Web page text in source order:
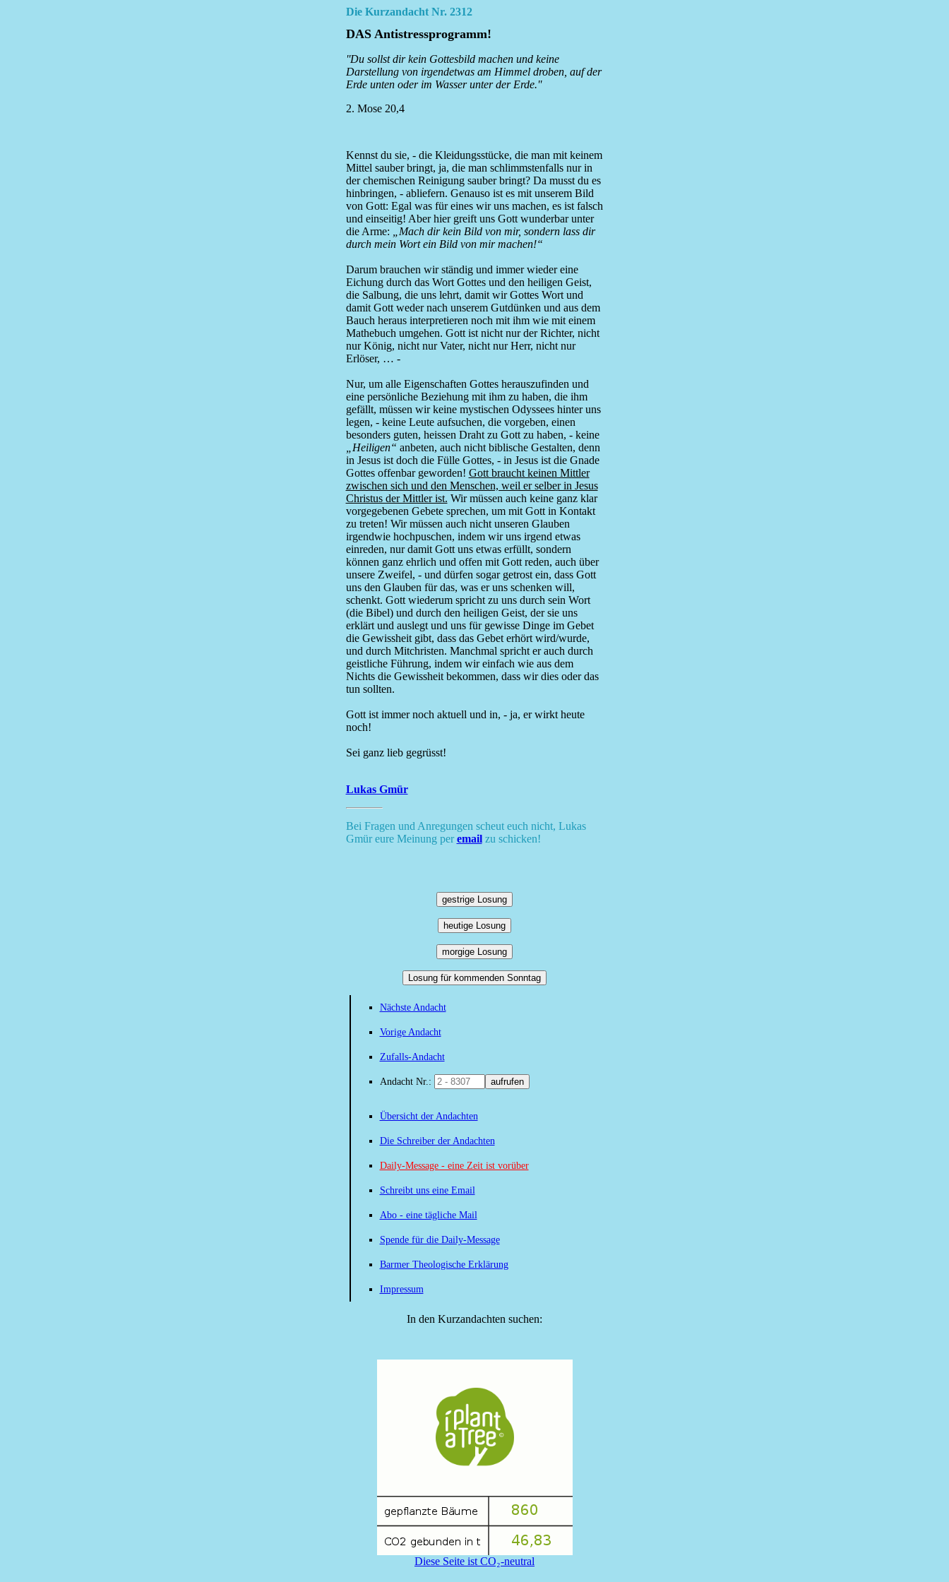
Die Kurzandacht Nr. 2312
DAS Antistressprogramm!
''Du sollst dir kein Gottesbild machen und keine
Darstellung von irgendetwas am Himmel droben, auf der
Erde unten oder im Wasser unter der Erde.''
2. Mose 20,4
Kennst du sie, - die Kleidungsstücke, die man mit keinem
Mittel sauber bringt, ja, die man schlimmstenfalls nur in
der chemischen Reinigung sauber bringt? Da musst du es
hinbringen, - abliefern. Genauso ist es mit unserem Bild
von Gott: Egal was für eines wir uns machen, es ist falsch
und einseitig! Aber hier greift uns Gott wunderbar unter
die Arme:
„Mach dir kein Bild von mir, sondern lass dir
durch mein Wort ein Bild von mir machen!“
Darum brauchen wir ständig und immer wieder eine
Eichung durch das Wort Gottes und den heiligen Geist,
die Salbung, die uns lehrt, damit wir Gottes Wort und
damit Gott weder nach unserem Gutdünken und aus dem
Bauch heraus interpretieren noch mit ihm wie mit einem
Mathebuch umgehen. Gott ist nicht nur der Richter, nicht
nur König, nicht nur Vater, nicht nur Herr, nicht nur
Erlöser, … -
Nur, um alle Eigenschaften Gottes herauszufinden und
eine persönliche Beziehung mit ihm zu haben, die ihm
gefällt, müssen wir keine mystischen Odyssees hinter uns
legen, - keine Leute aufsuchen, die vorgeben, einen
besonders guten, heissen Draht zu Gott zu haben, - keine
„Heiligen“ anbeten, auch nicht biblische Gestalten, denn
in Jesus ist doch die Fülle Gottes, - in Jesus ist die Gnade
Gottes offenbar geworden! Gott braucht keinen Mittler
zwischen sich und den Menschen, weil er selber in Jesus
Christus der Mittler ist. Wir müssen auch keine ganz klar
vorgegebenen Gebete sprechen, um mit Gott in Kontakt
zu treten! Wir müssen auch nicht unseren Glauben
irgendwie hochpuschen, indem wir uns irgend etwas
einreden, nur damit Gott uns etwas erfüllt, sondern
können ganz ehrlich und offen mit Gott reden, auch über
unsere Zweifel, - und dürfen sogar getrost ein, dass Gott
uns den Glauben für das, was er uns schenken will,
schenkt. Gott wiederum spricht zu uns durch sein Wort
(die Bibel) und durch den heiligen Geist, der sie uns
erklärt und auslegt und uns für gewisse Dinge im Gebet
die Gewissheit gibt, dass das Gebet erhört wird/wurde,
und durch Mitchristen. Manchmal spricht er auch durch
geistliche Führung, indem wir einfach wie aus dem
Nichts die Gewissheit bekommen, dass wir dies oder das
tun sollten.
Gott ist immer noch aktuell und in, - ja, er wirkt heute
noch!
Sei ganz lieb gegrüsst!
Lukas Gmür
Bei Fragen und Anregungen scheut euch nicht, Lukas
Gmür eure Meinung peremailzu schicken!
gestrige Losung
heutige Losung
morgige Losung
Losung für kommenden Sonntag
Nächste Andacht
Vorige Andacht
Zufalls-Andacht
Andacht Nr.: aufrufen
Übersicht der Andachten
Die Schreiber der Andachten
Daily-Message - eine Zeit ist vorüber
Schreibt uns eine Email
Abo - eine tägliche Mail
Spende für die Daily-Message
Barmer Theologische Erklärung
Impressum
In den Kurzandachten suchen:
Diese Seite ist CO₂-neutral